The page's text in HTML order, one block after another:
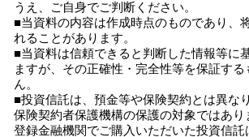
うえ、ご自身でご判断ください。
■当資料の内容は作成時点のものであり、
れることがあります。
■当資料は信頼できると判断した情報等に
ますが、その正確性・完全性等を保証す
ん。
■投資信託は、預金等や保険契約とは異な
保険契約者保護機構の保護の対象ではあ
登録金融機関でご購入いただいた投資信